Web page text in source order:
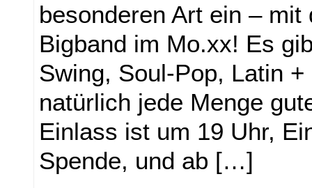
besonderen Art ein – mit
Bigband im Mo.xx! Es
Swing, Soul-Pop, Latin +
natürlich jede Menge
Einlass ist um 19 Uhr,
Spende, und ab […]